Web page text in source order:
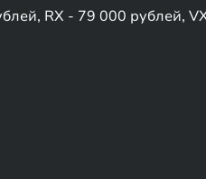
RX - 79 000 рублей,